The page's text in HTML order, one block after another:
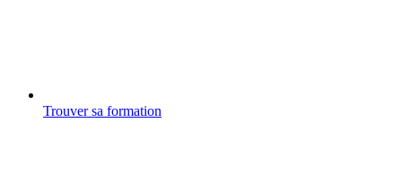
Trouver sa formation